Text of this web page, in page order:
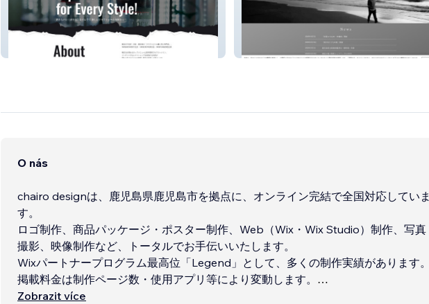
株式会社ドミンゴ|クラフトビール
沖永良部酒造株式会社
O nás
chairo designは、鹿児島県鹿児島市を拠点に、オンライン完結で全国対応していま
す。
ロゴ制作、商品パッケージ・ポスター制作、Web（Wix・Wix Studio）制作、写真
撮影、映像制作など、トータルでお手伝いいたします。
Wixパートナープログラム最高位「Legend」として、多くの制作実績があります。
掲載料金は制作ページ数・使用アプリ等により変動します。
＊写真撮影・映像制作は別途費用が発生いたします。
Zobrazit více